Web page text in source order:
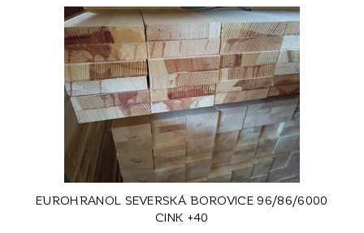
EUROHRANOL SEVERSKÁ BOROVICE 96/86/6000
CINK +40